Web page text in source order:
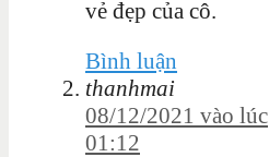
vẻ đẹp của cô.
Bình luận
thanhmai
08/12/2021 vào lúc
01:12